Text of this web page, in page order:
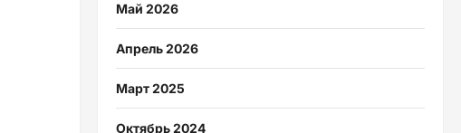
Май 2026
Апрель 2026
Март 2025
Октябрь 2024